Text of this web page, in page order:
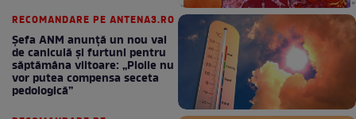
RECOMANDARE PE ANTENA3.RO
Șefa ANM anunță un nou val
de caniculă și furtuni pentru
săptămâna viitoare: „Ploile nu
vor putea compensa seceta
pedologică”